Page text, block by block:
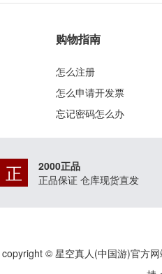
购物指南
怎么注册
怎么申请开发票
忘记密码怎么办
正
2000正品
正品保证 仓库现货直发
copyright © 星空真人(中国游)官方